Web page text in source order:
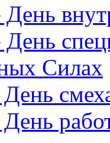
День
День
Силах